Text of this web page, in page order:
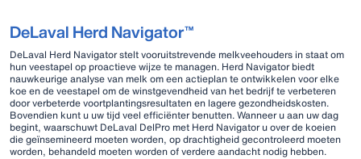
DeLaval Herd Navigator™
DeLaval Herd Navigator stelt vooruitstrevende melkveehouders in staat om
hun veestapel op proactieve wijze te managen. Herd Navigator biedt
nauwkeurige analyse van melk om een actieplan te ontwikkelen voor elke
koe en de veestapel om de winstgevendheid van het bedrijf te verbeteren
door verbeterde voortplantingsresultaten en lagere gezondheidskosten.
Bovendien kunt u uw tijd veel efficiënter benutten. Wanneer u aan uw dag
begint, waarschuwt DeLaval DelPro met Herd Navigator u over de koeien
die geïnsemineerd moeten worden, op drachtigheid gecontroleerd moeten
worden, behandeld moeten worden of verdere aandacht nodig hebben.